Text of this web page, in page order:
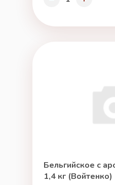
Бельгийское с
1,4 кг (Войтенко)